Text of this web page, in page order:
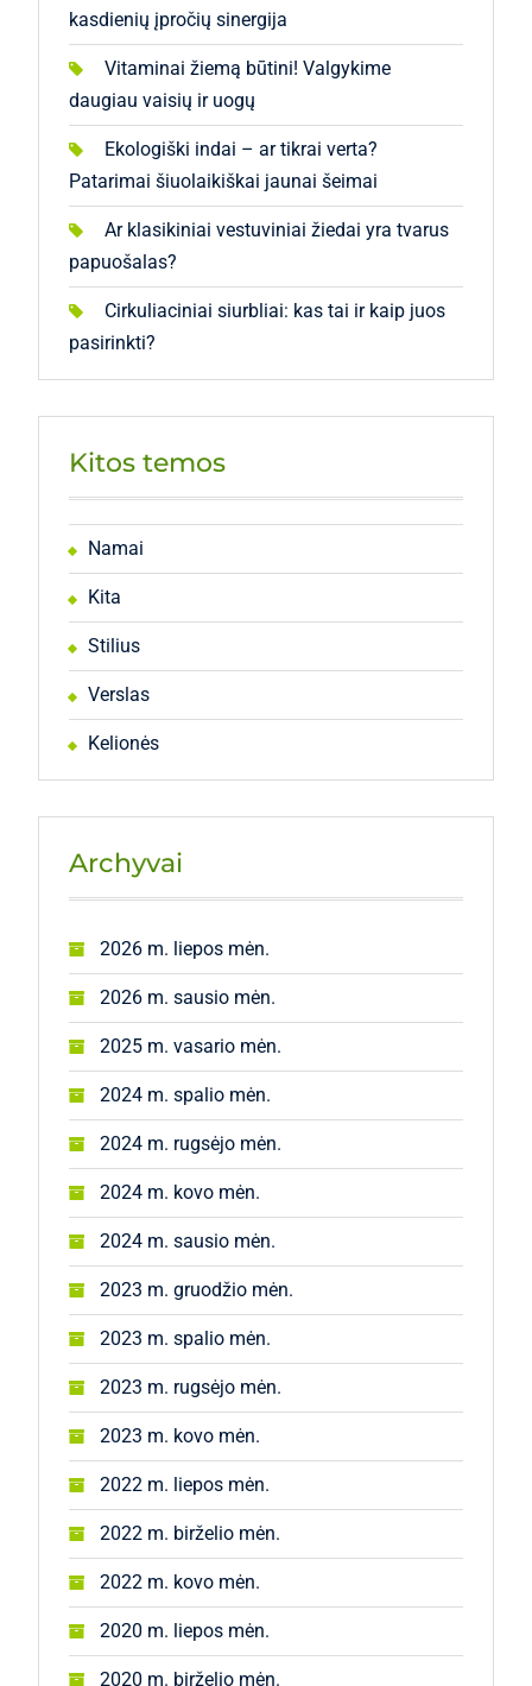
kasdienių įpročių sinergija
Vitaminai žiemą būtini! Valgykime
daugiau vaisių ir uogų
Ekologiški indai – ar tikrai verta?
Patarimai šiuolaikiškai jaunai šeimai
Ar klasikiniai vestuviniai žiedai yra tvarus
papuošalas?
Cirkuliaciniai siurbliai: kas tai ir kaip juos
pasirinkti?
Kitos temos
Namai
Kita
Stilius
Verslas
Kelionės
Archyvai
2026 m. liepos mėn.
2026 m. sausio mėn.
2025 m. vasario mėn.
2024 m. spalio mėn.
2024 m. rugsėjo mėn.
2024 m. kovo mėn.
2024 m. sausio mėn.
2023 m. gruodžio mėn.
2023 m. spalio mėn.
2023 m. rugsėjo mėn.
2023 m. kovo mėn.
2022 m. liepos mėn.
2022 m. birželio mėn.
2022 m. kovo mėn.
2020 m. liepos mėn.
2020 m. birželio mėn.